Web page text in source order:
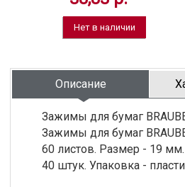
Нет в наличии
Описание
Зажимы для бумаг
Зажимы для бумаг
60 листов. Размер - 19
40 штук. Упаковка -